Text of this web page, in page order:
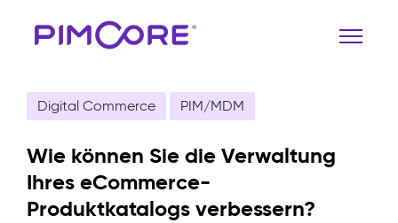
Digital Commerce PIM/MDM
Wie können Sie die Verwaltung
Ihres eCommerce-
Produktkatalogs verbessern?